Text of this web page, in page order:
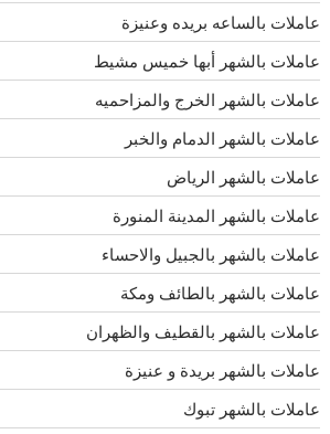
عاملات بالساعه بريده وعنيزة
عاملات بالشهر أبها خميس مشيط
عاملات بالشهر الخرج والمزاحميه
عاملات بالشهر الدمام والخبر
عاملات بالشهر الرياض
عاملات بالشهر المدينة المنورة
عاملات بالشهر بالجبيل والاحساء
عاملات بالشهر بالطائف ومكة
عاملات بالشهر بالقطيف والظهران
عاملات بالشهر بريدة و عنيزة
عاملات بالشهر تبوك